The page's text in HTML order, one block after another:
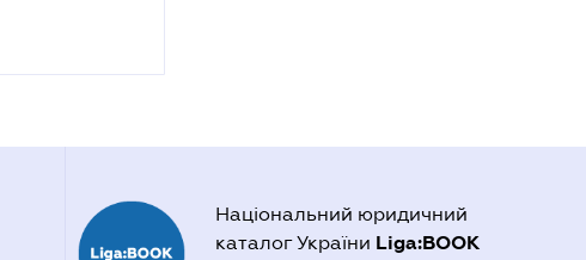
Національний юридичний
каталог України Liga:BOOK